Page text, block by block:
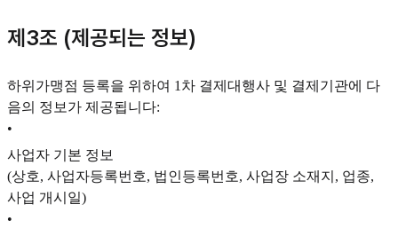
제3조 (제공되는 정보)
하위가맹점 등록을 위하여 1차 결제대행사 및 결제기관에 다
음의 정보가 제공됩니다:
•
사업자 기본 정보
(상호, 사업자등록번호, 법인등록번호, 사업장 소재지, 업종,
사업 개시일)
•